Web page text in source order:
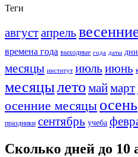
Теги
августапрель
времена года выходные года даты
месяцы институт июль июнь
месяцылето маймарт
осенние месяцы осень
праздники сентябрь учеба
Сколько дней до 10